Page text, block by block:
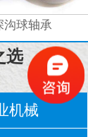
沟球轴承
选
机械